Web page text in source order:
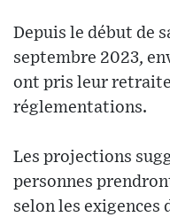
Depuis le début de
septembre 2023,
ont pris leur
réglementations.
Les projections
personnes
selon les exigences